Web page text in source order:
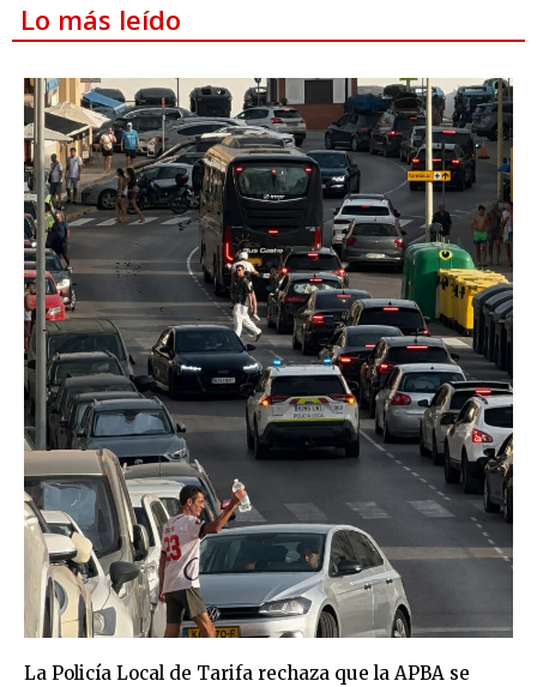
Lo más leído
La Policía Local de Tarifa rechaza que la APBA se